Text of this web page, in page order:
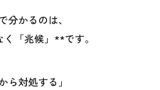
分かるのは、
「兆候」**です。
ら対処する」